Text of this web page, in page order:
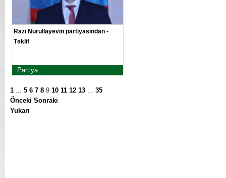
Razi Nurullayevin partiyasından -
Təklif
Partiya
1 ... 5 6 7 8 9 10 11 12 13 ... 35
Önceki Sonraki
Yukarı